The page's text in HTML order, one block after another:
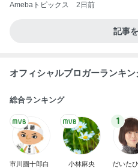
Amebaトピックス 2日前
記事
オフィシャルブロガーランキン
総合ランキング
市川團十郎白
小林麻央
1
だいた